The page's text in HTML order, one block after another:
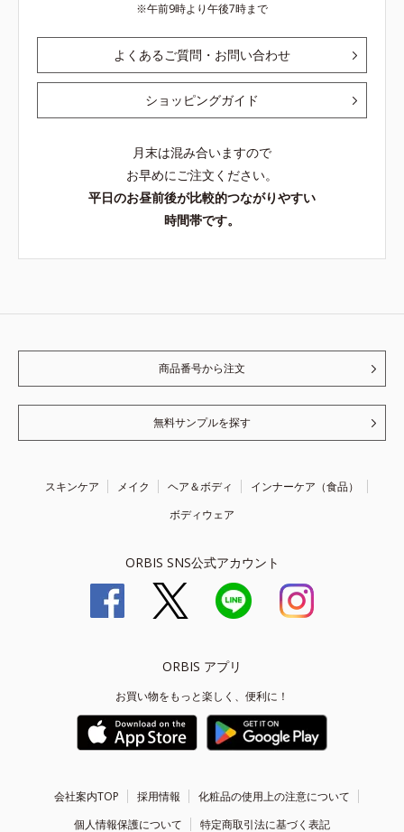
午前9時より午後7時まで
よくあるご質問・お問い合わせ
ショッピングガイド
月末は混み合いますので
お早めにご注文ください。
平日のお昼前後が比較的つながりやすい
時間帯です。
商品番号から注文
無料サンプルを探す
スキンケア メイク ヘア＆ボディ
インナーケア（食品）
ボディウェア
ORBIS SNS公式アカウント
ORBIS アプリ
お買い物をもっと楽しく、便利に！
会社案内TOP 採用情報
化粧品の使用上の注意について
個人情報保護について
特定商取引法に基づく表記